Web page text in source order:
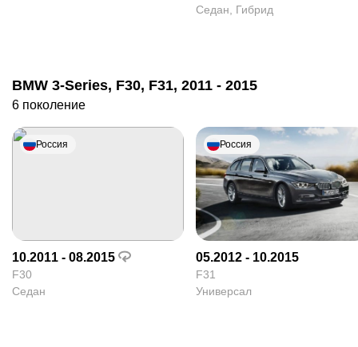
Седан, Гибрид
BMW 3-Series, F30, F31, 2011 - 2015
6 поколение
Россия
10.2011 - 08.2015
F30
Седан
Россия
05.2012 - 10.2015
F31
Универсал